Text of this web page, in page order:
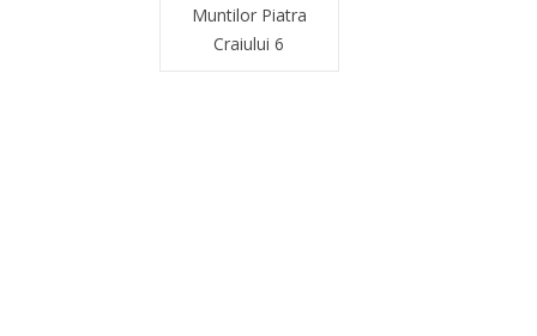
Muntilor Piatra
Craiului 6